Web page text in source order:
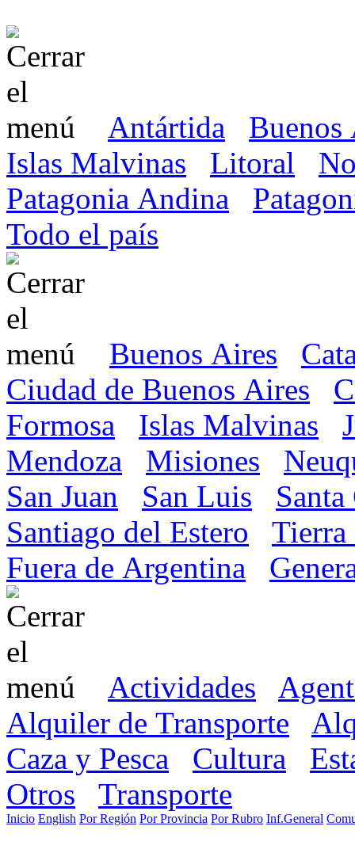
Antártida
Buenos
Islas Malvinas
Litoral
Patagonia Andina
Todo el país
Buenos Aires
Ciudad de Buenos Aires
Formosa
Islas Malvinas
Mendoza
Misiones
San Juan
San Luis
Santiago del Estero
Tierra
Fuera de Argentina
Actividades
Alquiler de Transporte
Caza y Pesca
Cultura
Otros
Transporte
Inicio English Por Región Por Provincia Por Rubro Inf.General